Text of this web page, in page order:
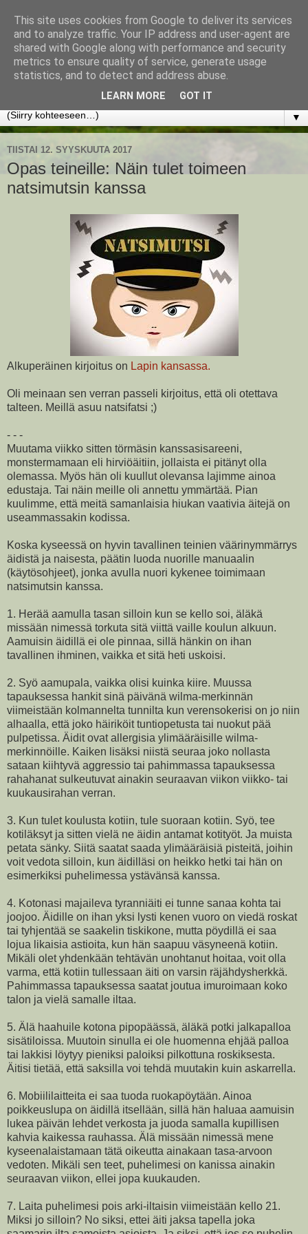
www.jyrkikokko.fi
Uusi Suunta - Jokainen hetki tarjoaa tilaisuuden muuttaa
▼
TIISTAI 12. SYYSKUUTA 2017
Opas teineille: Näin tulet toimeen
natsimutsin kanssa
Alkuperäinen kirjoitus on Lapin kansassa.
Oli meinaan sen verran passeli kirjoitus, että oli otettava
talteen. Meillä asuu natsifatsi ;)
- - -
Muutama viikko sitten törmäsin kanssasisareeni,
monstermamaan eli hirviöäitiin, jollaista ei pitänyt olla
olemassa. Myös hän oli kuullut olevansa lajimme ainoa
edustaja. Tai näin meille oli annettu ymmärtää. Pian
kuulimme, että meitä samanlaisia hiukan vaativia äitejä on
useammassakin kodissa.
Koska kyseessä on hyvin tavallinen teinien väärinymmärrys
äidistä ja naisesta, päätin luoda nuorille manuaalin
(käytösohjeet), jonka avulla nuori kykenee toimimaan
natsimutsin kanssa.
1. Herää aamulla tasan silloin kun se kello soi, äläkä
missään nimessä torkuta sitä viittä vaille koulun alkuun.
Aamuisin äidillä ei ole pinnaa, sillä hänkin on ihan
tavallinen ihminen, vaikka et sitä heti uskoisi.
2. Syö aamupala, vaikka olisi kuinka kiire. Muussa
tapauksessa hankit sinä päivänä wilma-merkinnän
viimeistään kolmannelta tunnilta kun verensokerisi on jo niin
alhaalla, että joko häiriköit tuntiopetusta tai nuokut pää
pulpetissa. Äidit ovat allergisia ylimääräisille wilma-
merkinnöille. Kaiken lisäksi niistä seuraa joko nollasta
sataan kiihtyvä aggressio tai pahimmassa tapauksessa
rahahanat sulkeutuvat ainakin seuraavan viikon viikko- tai
kuukausirahan verran.
3. Kun tulet koulusta kotiin, tule suoraan kotiin. Syö, tee
kotiläksyt ja sitten vielä ne äidin antamat kotityöt. Ja muista
petata sänky. Siitä saatat saada ylimääräisiä pisteitä, joihin
voit vedota silloin, kun äidilläsi on heikko hetki tai hän on
esimerkiksi puhelimessa ystävänsä kanssa.
4. Kotonasi majaileva tyranniäiti ei tunne sanaa kohta tai
joojoo. Äidille on ihan yksi lysti kenen vuoro on viedä roskat
tai tyhjentää se saakelin tiskikone, mutta pöydillä ei saa
lojua likaisia astioita, kun hän saapuu väsyneenä kotiin.
Mikäli olet yhdenkään tehtävän unohtanut hoitaa, voit olla
varma, että kotiin tullessaan äiti on varsin räjähdysherkkä.
Pahimmassa tapauksessa saatat joutua imuroimaan koko
talon ja vielä samalle iltaa.
5. Älä haahuile kotona pipopäässä, äläkä potki jalkapalloa
sisätiloissa. Muutoin sinulla ei ole huomenna ehjää palloa
tai lakkisi löytyy pieniksi paloiksi pilkottuna roskiksesta.
Äitisi tietää, että saksilla voi tehdä muutakin kuin askarrella.
6. Mobiililaitteita ei saa tuoda ruokapöytään. Ainoa
poikkeuslupa on äidillä itsellään, sillä hän haluaa aamuisin
lukea päivän lehdet verkosta ja juoda samalla kupillisen
kahvia kaikessa rauhassa. Älä missään nimessä mene
kyseenalaistamaan tätä oikeutta ainakaan tasa-arvoon
vedoten. Mikäli sen teet, puhelimesi on kanissa ainakin
seuraavan viikon, ellei jopa kuukauden.
7. Laita puhelimesi pois arki-iltaisin viimeistään kello 21.
Miksi jo silloin? No siksi, ettei äiti jaksa tapella joka
This site uses cookies from Google to deliver its services
and to analyze traffic. Your IP address and user-agent are
shared with Google along with performance and security
metrics to ensure quality of service, generate usage
statistics, and to detect and address abuse.
LEARN MORE GOT IT